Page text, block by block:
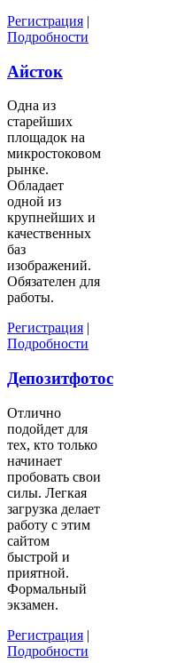
Регистрация |
Подробности
Айсток
Одна из
старейших
площадок на
микростоковом
рынке.
Обладает
одной из
крупнейших и
качественных
баз
изображений.
Обязателен для
работы.
Регистрация |
Подробности
Депозитфотос
Отлично
подойдет для
тех, кто только
начинает
пробовать свои
силы. Легкая
загрузка делает
работу с этим
сайтом
быстрой и
приятной.
Формальный
экзамен.
Регистрация |
Подробности